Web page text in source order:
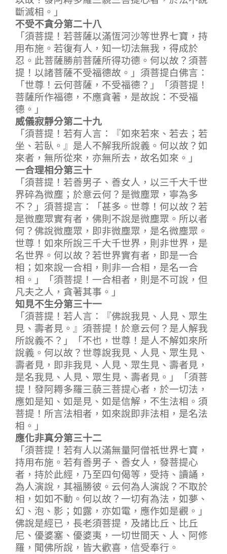
斷滅相。」
不受不貪分第二十八
「須菩提！若菩薩以滿恆河沙等世界七寶，持
用布施。若復有人，知一切法無我，得成於
忍。此菩薩勝前菩薩所得功德。何以故？須菩
提！以諸菩薩不受福德故。」須菩提白佛言：
「世尊！云何菩薩，不受福德？」「須菩提！
菩薩所作福德，不應貪著，是故說：不受福
德。」
威儀寂靜分第二十九
「須菩提！若有人言：『如來若來、若去；若
坐、若臥。』是人不解我所說義。何以故？如
來者，無所從來，亦無所去，故名如來。」
一合理相分第三十
「須菩提！若善男子、善女人，以三千大千世
界碎為微塵；於意云何？是微塵眾，寧為多
不？」須菩提言：「甚多。世尊！何以故？若
是微塵眾實有者，佛則不說是微塵眾。所以者
何？佛說微塵眾，即非微塵眾，是名微塵眾。
世尊！如來所說三千大千世界，則非世界，是
名世界。何以故？若世界實有者，即是一合
相；如來說一合相，則非一合相，是名一合
相。」「須菩提！一合相者，則是不可說，但
凡夫之人，貪著其事。」
知見不生分第三十一
「須菩提！若人言：『佛說我見、人見、眾生
見、壽者見。』須菩提！於意云何？是人解我
所說義不？」「不也，世尊！是人不解如來所
說義。何以故？世尊說我見、人見、眾生見、
壽者見，即非我見、人見、眾生見、壽者見，
是名我見、人見、眾生見、壽者見。」「須菩
提！發阿耨多羅三藐三菩提心者，於一切法，
應如是知、如是見、如是信解，不生法相。須
菩提！所言法相者，如來說即非法相，是名法
相。」
應化非真分第三十二
「須菩提！若有人以滿無量阿僧祇世界七寶，
持用布施。若有善男子、善女人，發菩提心
者，持於此經，乃至四句偈等，受持、讀誦，
為人演說，其福勝彼。云何為人演說？不取於
相，如如不動。何以故？一切有為法，如夢、
幻、泡、影；如露，亦如電，應作如是觀。」
佛說是經已，長老須菩提，及諸比丘、比丘
尼、優婆塞、優婆夷，一切世間天、人、阿修
羅，聞佛所說，皆大歡喜，信受奉行。